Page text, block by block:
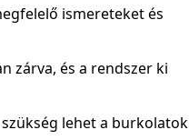
ismereteket és
zárva, és a rendszer ki
lehet a burkolatok